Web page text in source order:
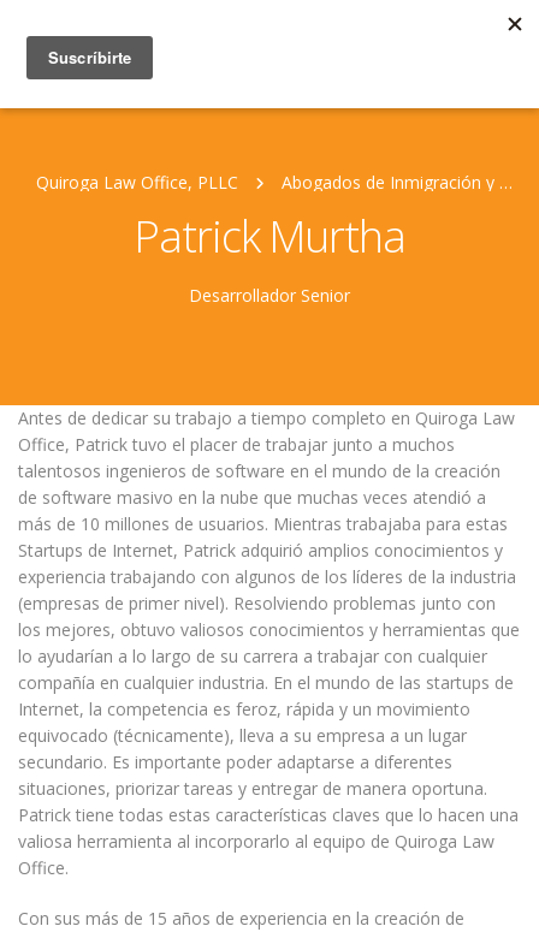
Quiroga Law Office, PLLC Abogados de Inmigración y Personal Jurídico
Patrick Murtha
Desarrollador Senior
Antes de dedicar su trabajo a tiempo completo en Quiroga Law
Office, Patrick tuvo el placer de trabajar junto a muchos
talentosos ingenieros de software en el mundo de la creación
de software masivo en la nube que muchas veces atendió a
más de 10 millones de usuarios. Mientras trabajaba para estas
Startups de Internet, Patrick adquirió amplios conocimientos y
experiencia trabajando con algunos de los líderes de la industria
(empresas de primer nivel). Resolviendo problemas junto con
los mejores, obtuvo valiosos conocimientos y herramientas que
lo ayudarían a lo largo de su carrera a trabajar con cualquier
compañía en cualquier industria. En el mundo de las startups de
Internet, la competencia es feroz, rápida y un movimiento
equivocado (técnicamente), lleva a su empresa a un lugar
secundario. Es importante poder adaptarse a diferentes
situaciones, priorizar tareas y entregar de manera oportuna.
Patrick tiene todas estas características claves que lo hacen una
valiosa herramienta al incorporarlo al equipo de Quiroga Law
Office.
Con sus más de 15 años de experiencia en la creación de